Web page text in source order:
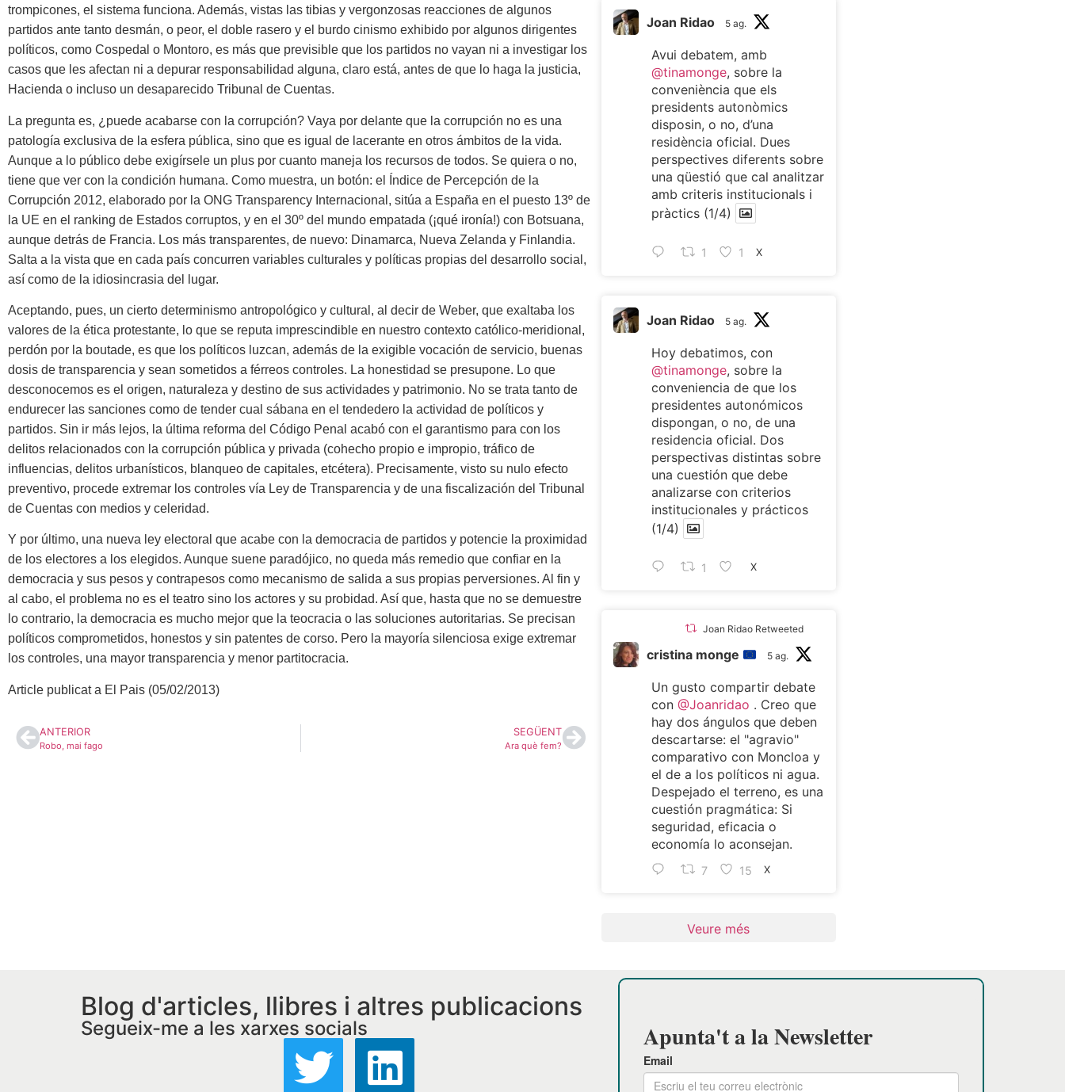
trompicones, el sistema funciona. Además, vistas las tibias y vergonzosas reacciones de algunos
partidos ante tanto desmán, o peor, el doble rasero y el burdo cinismo exhibido por algunos dirigentes
políticos, como Cospedal o Montoro, es más que previsible que los partidos no vayan ni a investigar los
casos que les afectan ni a depurar responsabilidad alguna, claro está, antes de que lo haga la justicia,
Hacienda o incluso un desaparecido Tribunal de Cuentas.
La pregunta es, ¿puede acabarse con la corrupción? Vaya por delante que la corrupción no es una
patología exclusiva de la esfera pública, sino que es igual de lacerante en otros ámbitos de la vida.
Aunque a lo público debe exigírsele un plus por cuanto maneja los recursos de todos. Se quiera o no,
tiene que ver con la condición humana. Como muestra, un botón: el Índice de Percepción de la
Corrupción 2012, elaborado por la ONG Transparency Internacional, sitúa a España en el puesto 13º de
la UE en el ranking de Estados corruptos, y en el 30º del mundo empatada (¡qué ironía!) con Botsuana,
aunque detrás de Francia. Los más transparentes, de nuevo: Dinamarca, Nueva Zelanda y Finlandia.
Salta a la vista que en cada país concurren variables culturales y políticas propias del desarrollo social,
así como de la idiosincrasia del lugar.
Aceptando, pues, un cierto determinismo antropológico y cultural, al decir de Weber, que exaltaba los
valores de la ética protestante, lo que se reputa imprescindible en nuestro contexto católico-meridional,
perdón por la boutade, es que los políticos luzcan, además de la exigible vocación de servicio, buenas
dosis de transparencia y sean sometidos a férreos controles. La honestidad se presupone. Lo que
desconocemos es el origen, naturaleza y destino de sus actividades y patrimonio. No se trata tanto de
endurecer las sanciones como de tender cual sábana en el tendedero la actividad de políticos y
partidos. Sin ir más lejos, la última reforma del Código Penal acabó con el garantismo para con los
delitos relacionados con la corrupción pública y privada (cohecho propio e impropio, tráfico de
influencias, delitos urbanísticos, blanqueo de capitales, etcétera). Precisamente, visto su nulo efecto
preventivo, procede extremar los controles vía Ley de Transparencia y de una fiscalización del Tribunal
de Cuentas con medios y celeridad.
Y por último, una nueva ley electoral que acabe con la democracia de partidos y potencie la proximidad
de los electores a los elegidos. Aunque suene paradójico, no queda más remedio que confiar en la
democracia y sus pesos y contrapesos como mecanismo de salida a sus propias perversiones. Al fin y
al cabo, el problema no es el teatro sino los actores y su probidad. Así que, hasta que no se demuestre
lo contrario, la democracia es mucho mejor que la teocracia o las soluciones autoritarias. Se precisan
políticos comprometidos, honestos y sin patentes de corso. Pero la mayoría silenciosa exige extremar
los controles, una mayor transparencia y menor partitocracia.
Article publicat a El Pais (05/02/2013)
ANTERIOR
Robo, mai fago
SEGÜENT
Ara què fem?
Joan Ridao 5 ag.
Avui debatem, amb
@tinamonge, sobre la
conveniència que els
presidents autonòmics
disposin, o no, d’una
residència oficial. Dues
perspectives diferents sobre
una qüestió que cal analitzar
amb criteris institucionals i
pràctics (1/4)
1 1 X
Joan Ridao 5 ag.
Hoy debatimos, con
@tinamonge, sobre la
conveniencia de que los
presidentes autonómicos
dispongan, o no, de una
residencia oficial. Dos
perspectivas distintas sobre
una cuestión que debe
analizarse con criterios
institucionales y prácticos
(1/4)
1 X
Joan Ridao Retweeted
cristina monge 5 ag.
Un gusto compartir debate
con @Joanridao . Creo que
hay dos ángulos que deben
descartarse: el "agravio"
comparativo con Moncloa y
el de a los políticos ni agua.
Despejado el terreno, es una
cuestión pragmática: Si
seguridad, eficacia o
economía lo aconsejan.
7 15 X
Veure més
Blog d'articles, llibres i altres publicacions
Segueix-me a les xarxes socials